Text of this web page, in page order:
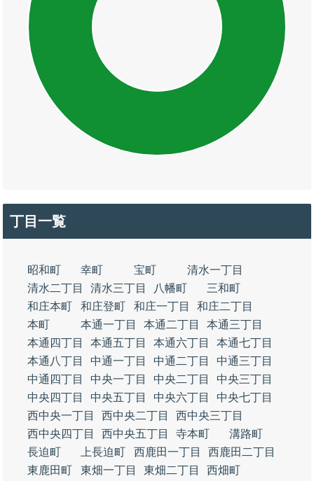
丁目一覧
昭和町 幸町 宝町
清水一丁目
清水二丁目
清水三丁目 八幡町
三和町
和庄本町
和庄登町 和庄一丁目
和庄二丁目
本町
本通一丁目 本通二丁目
本通三丁目
本通四丁目
本通五丁目 本通六丁目
本通七丁目
本通八丁目
中通一丁目 中通二丁目
中通三丁目
中通四丁目
中央一丁目 中央二丁目
中央三丁目
中央四丁目
中央五丁目 中央六丁目
中央七丁目
西中央一丁目
西中央二丁目
西中央三丁目
西中央四丁目
西中央五丁目 寺本町
溝路町
長迫町
上長迫町 西鹿田一丁目
西鹿田二丁目
東鹿田町
東畑一丁目 東畑二丁目
西畑町